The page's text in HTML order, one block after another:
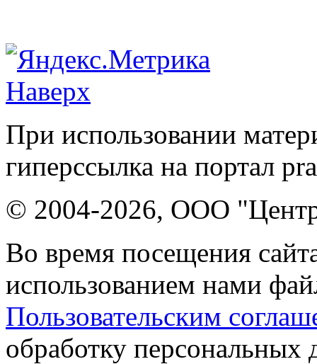
Наверх
При использовании
гиперссылка на портал
© 2004-2026, ООО "Центр
Во время посещения
использованием нами
Пользовательским
обработку персональных